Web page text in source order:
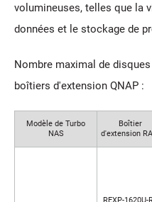
volumineuses, telles que la
données et le stockage de
Nombre maximal de
boîtiers d'extension QNAP :
Modèle de Turbo
NAS
Boîtier
d'extension
REXP-1620U-